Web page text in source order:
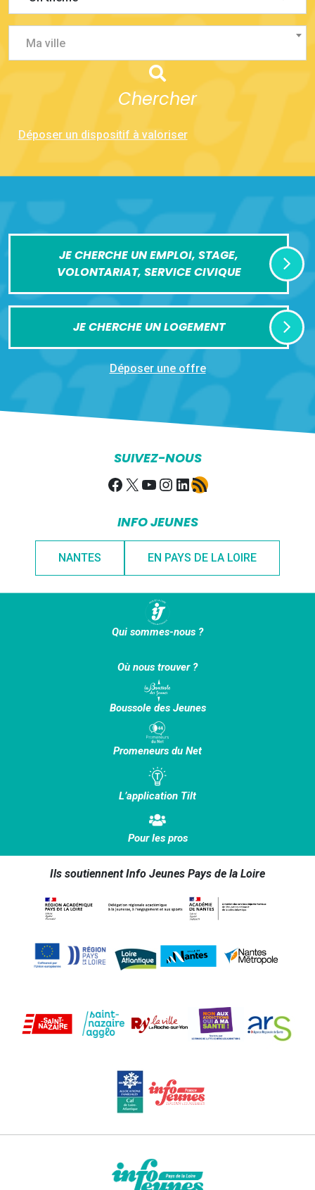
Ma ville
Chercher
Déposer un dispositif à valoriser
JE CHERCHE UN EMPLOI, STAGE,
VOLONTARIAT, SERVICE CIVIQUE
JE CHERCHE UN LOGEMENT
Déposer une offre
SUIVEZ-NOUS
Facebook
X YouTube
Instagram
LinkedIn
Flux RSS
INFO JEUNES
NANTES EN PAYS DE LA LOIRE
Qui sommes-nous ?
Où nous trouver ?
Boussole des Jeunes
Promeneurs du Net
L’application Tilt
Pour les pros
Ils soutiennent Info Jeunes Pays de la Loire